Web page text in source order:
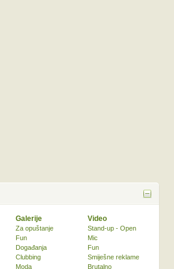
Galerije
Za opuštanje
Fun
Događanja
Clubbing
Moda
Video
Stand-up - Open
Mic
Fun
Smiješne reklame
Brutalno